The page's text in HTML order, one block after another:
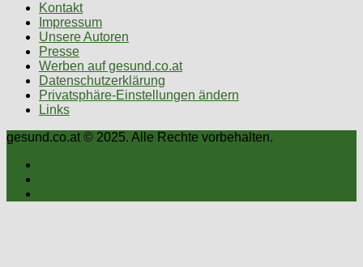
Kontakt
Impressum
Unsere Autoren
Presse
Werben auf gesund.co.at
Datenschutzerklärung
Privatsphäre-Einstellungen ändern
Links
gesund.co.at © 2025. Alle Rechte vorbehalten.